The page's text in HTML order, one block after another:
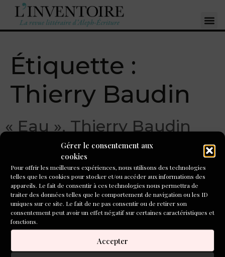
Gérer le consentement aux
cookies
Pour offrir les meilleures expériences, nous utilisons des technologies
telles que les cookies pour stocker et/ou accéder aux informations des
appareils. Le fait de consentir à ces technologies nous permettra de
traiter des données telles que le comportement de navigation ou les ID
uniques sur ce site. Le fait de ne pas consentir ou de retirer son
consentement peut avoir un effet négatif sur certaines caractéristiques et
fonctions.
Accepter
Étiquette :
Thierry Baudin
« Eau », Thierry Baudin
Eau Assis reste assis ne regarde pas tes yeux vont mourir Il
y a un arbre là-bas dans les brumes de tes rues tristes Il a
ses racines dans tes poumons ton cœur qui respirent Je dis
ne prolonge pas tes larmes dans les ondes qui brillent
L’eau n’a pas de passé ce n’est que […]
S'inscrire à la newsletter